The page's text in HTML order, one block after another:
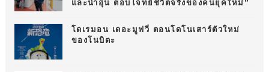
และน้ำอุ่น ตอบโจทย์ชีวิตจริงของคนยุคใหม่”
โดเรมอน เดอะมูฟวี่ ตอนโดโนเสาร์ตัวใหม่
ของโนบิตะ